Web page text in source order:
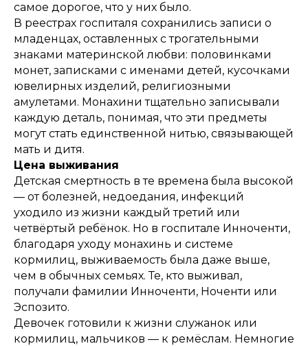
самое дорогое, что у них было.
В реестрах госпиталя сохранились записи о
младенцах, оставленных с трогательными
знаками материнской любви: половинками
монет, записками с именами детей, кусочками
ювелирных изделий, религиозными
амулетами. Монахини тщательно записывали
каждую деталь, понимая, что эти предметы
могут стать единственной нитью, связывающей
мать и дитя.
Цена выживания
Детская смертность в те времена была высокой
— от болезней, недоедания, инфекций
уходило из жизни каждый третий или
четвёртый ребёнок. Но в госпитале Инноченти,
благодаря уходу монахинь и системе
кормилиц, выживаемость была даже выше,
чем в обычных семьях. Те, кто выживал,
получали фамилии Инноченти, Ноченти или
Эспозито.
Девочек готовили к жизни служанок или
кормилиц, мальчиков — к ремёслам. Немногие